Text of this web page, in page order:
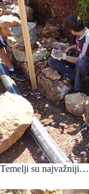
Temelji su najvažniji…